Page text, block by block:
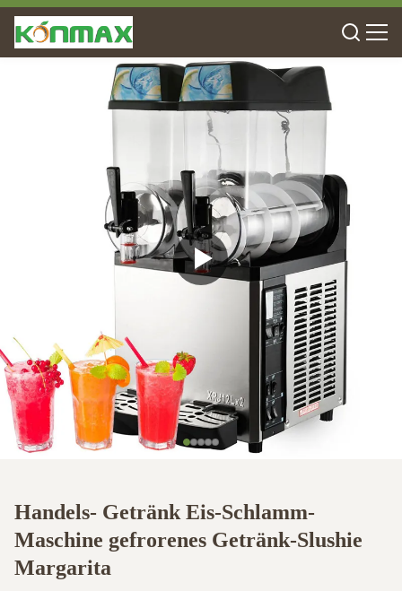
Handels- Getränk Eis-Schlamm-
Maschine gefrorenes Getränk-Slushie
Margarita